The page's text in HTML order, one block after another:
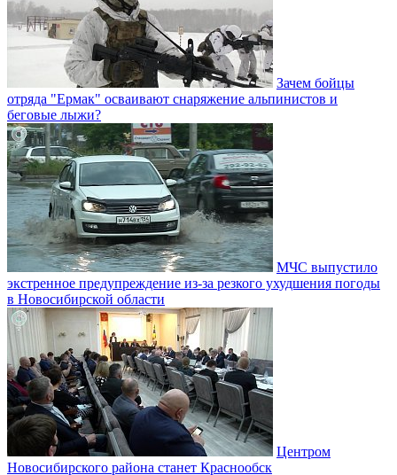
Зачем бойцы
отряда "Ермак" осваивают снаряжение альпинистов и
беговые лыжи?
МЧС выпустило
экстренное предупреждение из-за резкого ухудшения погоды
в Новосибирской области
Центром
Новосибирского района станет Краснообск